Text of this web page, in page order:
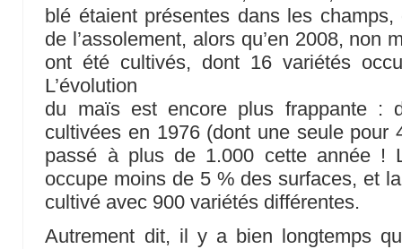
blé étaient présentes dans les
de l’assolement, alors qu’en 2008, non
ont été cultivés, dont 16 variétés
L’évolution
du maïs est encore plus frappante :
cultivées en 1976 (dont une seule pour
passé à plus de 1.000 cette année !
occupe moins de 5 % des surfaces, et
cultivé avec 900 variétés différentes.
Autrement dit, il y a bien longtemps